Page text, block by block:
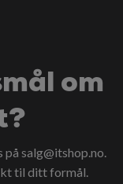
om
på salg@itshop.no.
til ditt formål.